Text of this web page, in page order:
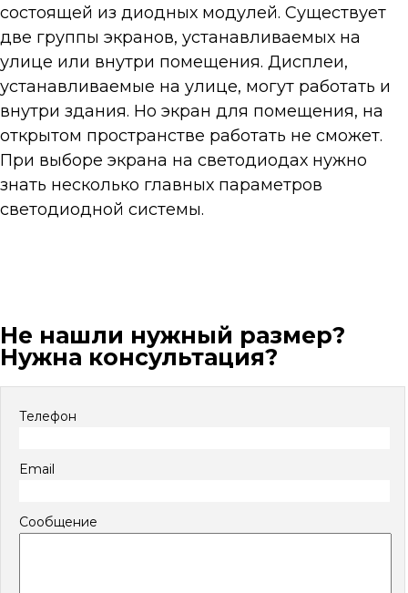
состоящей из диодных модулей. Существует
две группы экранов, устанавливаемых на
улице или внутри помещения. Дисплеи,
устанавливаемые на улице, могут работать и
внутри здания. Но экран для помещения, на
открытом пространстве работать не сможет.
При выборе экрана на светодиодах нужно
знать несколько главных параметров
светодиодной системы.
Не нашли нужный размер?
Нужна консультация?
Телефон
Email
Сообщение